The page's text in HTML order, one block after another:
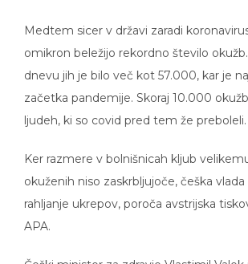
Medtem sicer v državi zaradi
omikron beležijo rekordno število
dnevu jih je bilo več kot 57.000, kar je
začetka pandemije. Skoraj 10.000
ljudeh, ki so covid pred tem že preboleli.
Ker razmere v bolnišnicah kljub
okuženih niso zaskrbljujoče, češka
rahljanje ukrepov, poroča avstrijska
APA.